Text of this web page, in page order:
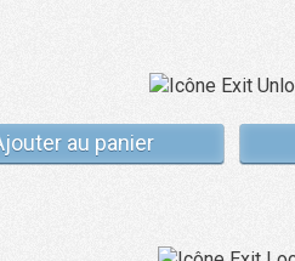
au panier